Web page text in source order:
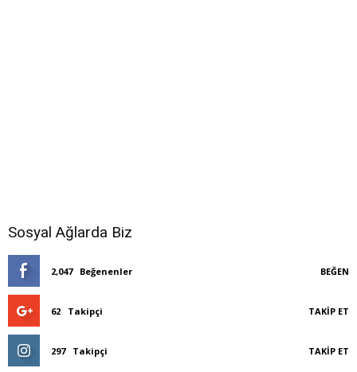
Sosyal Ağlarda Biz
2,047 Beğenenler BEĞEN
62 Takipçi TAKIP ET
297 Takipçi TAKIP ET